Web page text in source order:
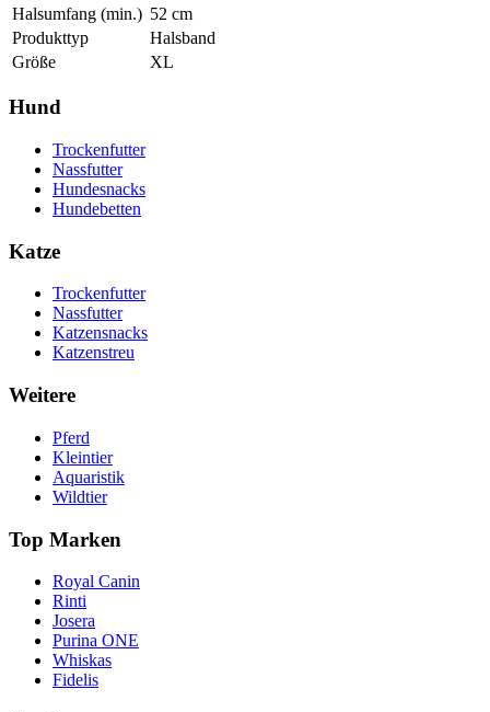
Halsumfang (min.) 52 cm
Produkttyp
Halsband
Größe
XL
Hund
Trockenfutter
Nassfutter
Hundesnacks
Hundebetten
Katze
Trockenfutter
Nassfutter
Katzensnacks
Katzenstreu
Weitere
Pferd
Kleintier
Aquaristik
Wildtier
Top Marken
Royal Canin
Rinti
Josera
Purina ONE
Whiskas
Fidelis